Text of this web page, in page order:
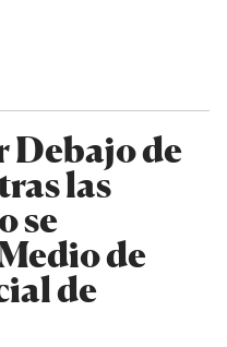
Debajo de
las
se
de
de